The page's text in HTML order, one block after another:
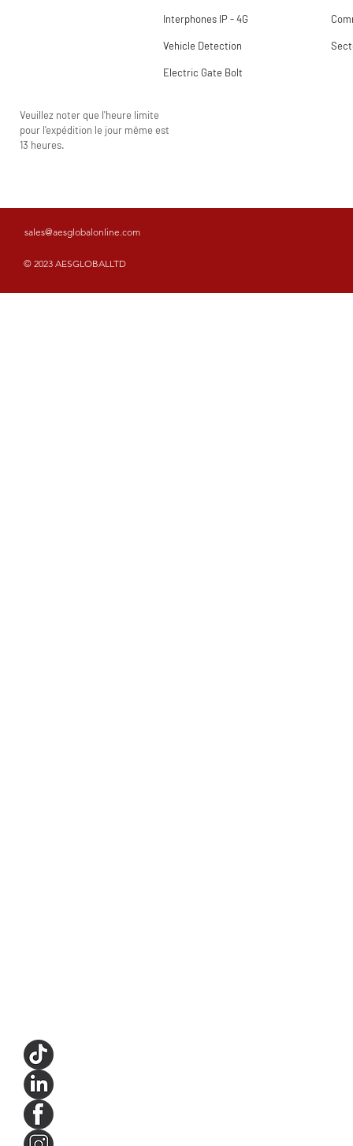
Interphones IP - 4G
Vehicle Detection
Electric Gate Bolt
Veuillez noter que l'heure limite
pour l'expédition le jour même est
13 heures.
sales@aesglobalonline.com
© 2023 AESGLOBALLTD